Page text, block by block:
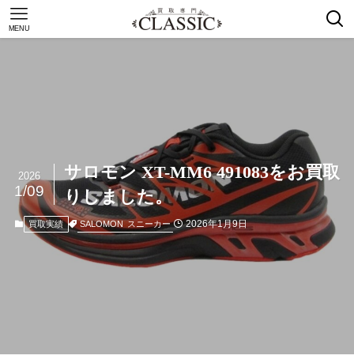
MENU
サロモン XT-MM6 491083をお買取
りしました。
2026
1/09
買取実績 SALOMON スニーカー 2026年1月9日